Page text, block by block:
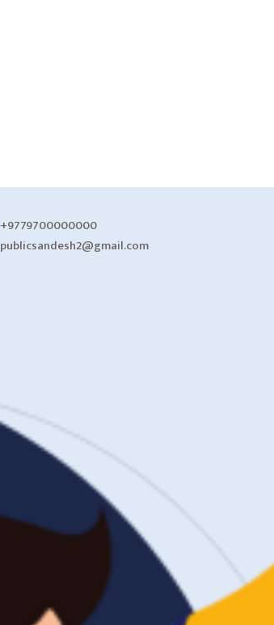
+9779700000000
publicsandesh2@gmail.com